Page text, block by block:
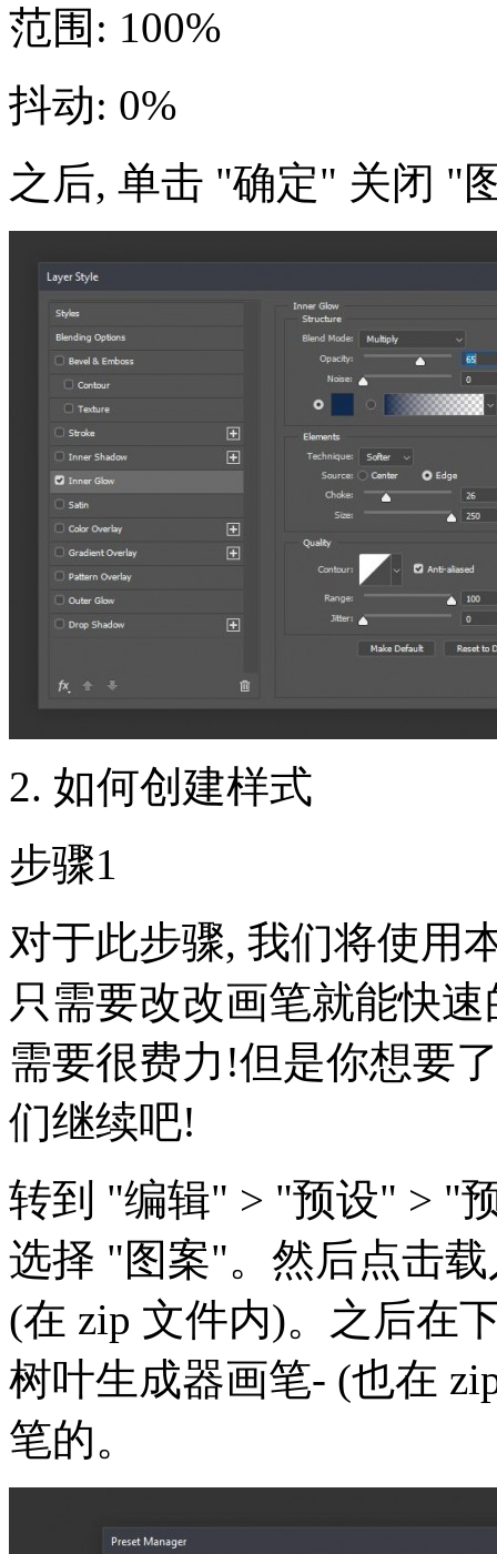
范围: 100%
抖动: 0%
之后, 单击 "确定" 关闭 "
2. 如何创建样式
步骤1
对于此步骤, 我们将使用
只需要改改画笔就能快
需要很费力!但是你想要
们继续吧!
转到 "编辑" > "预设" > "
选择 "图案"。然后点击
(在 zip 文件内)。之后在
树叶生成器画笔- (也在
笔的。